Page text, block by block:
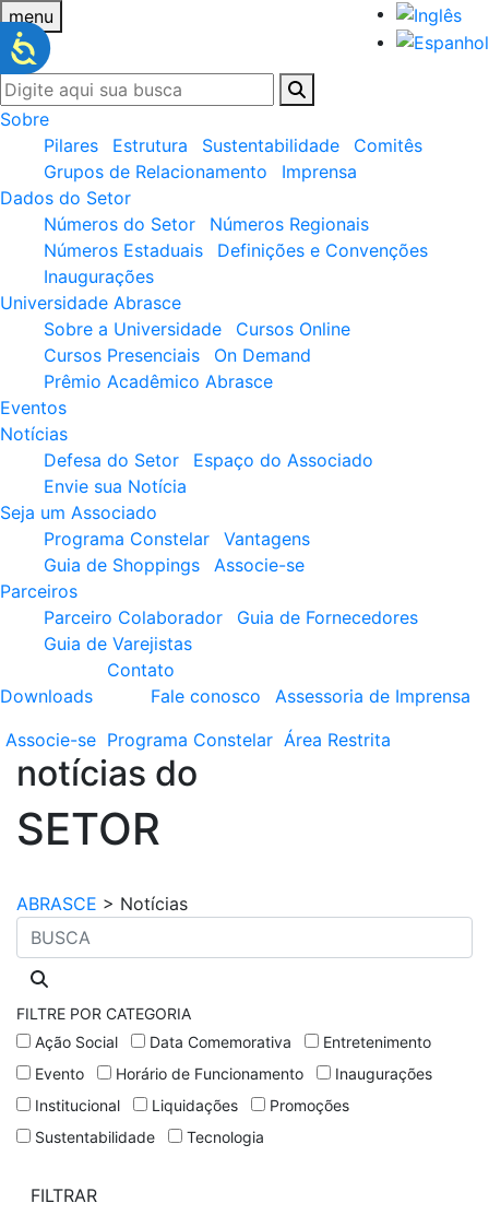
menu
Sobre
Pilares
Estrutura Sustentabilidade
Comitês
Grupos de Relacionamento
Imprensa
Dados do Setor
Números do Setor
Números Regionais
Números Estaduais
Definições e Convenções
Inaugurações
Universidade Abrasce
Sobre a Universidade
Cursos Online
Cursos Presenciais
On Demand
Prêmio Acadêmico Abrasce
Eventos
Notícias
Defesa do Setor
Espaço do Associado
Envie sua Notícia
Seja um Associado
Programa Constelar
Vantagens
Guia de Shoppings
Associe-se
Parceiros
Parceiro Colaborador
Guia de Fornecedores
Guia de Varejistas
Downloads
Contato
Fale conosco
Assessoria de Imprensa
Associe-se Programa Constelar Área Restrita
notícias do
SETOR
ABRASCE > Notícias
FILTRE POR CATEGORIA
Ação Social
Data Comemorativa
Entretenimento
Evento
Horário de Funcionamento
Inaugurações
Institucional
Liquidações
Promoções
Sustentabilidade
Tecnologia